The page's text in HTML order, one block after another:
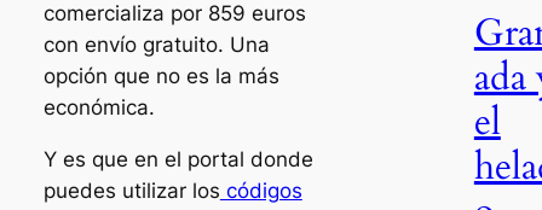
comercializa por 859 euros
con envío gratuito. Una
opción que no es la más
económica.
Y es que en el portal donde
puedes utilizar los códigos
ada
el